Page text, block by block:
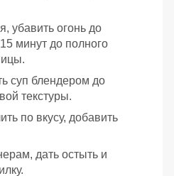
убавить огонь до
минут до полного
суп блендером до
текстуры.
по вкусу, добавить
дать остыть и